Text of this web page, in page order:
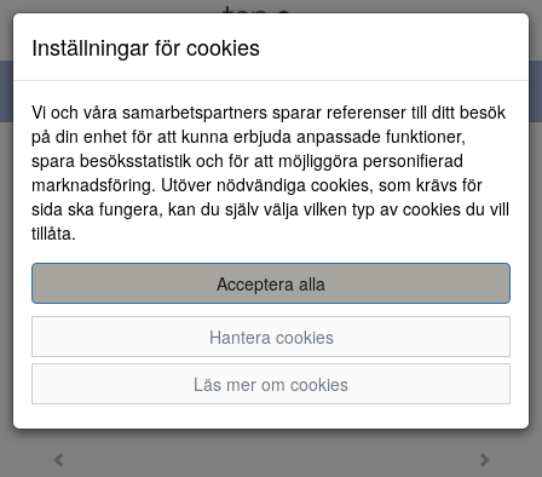
navigation
HEM
Inställningar för cookies
Vi och våra samarbetspartners sparar referenser till ditt besök
på din enhet för att kunna erbjuda anpassade funktioner,
spara besöksstatistik och för att möjliggöra personifierad
marknadsföring. Utöver nödvändiga cookies, som krävs för
sida ska fungera, kan du själv välja vilken typ av cookies du vill
tillåta.
Acceptera alla
Hantera cookies
Läs mer om cookies